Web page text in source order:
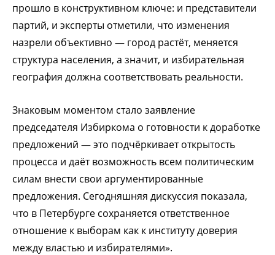
прошло в конструктивном ключе: и представители
партий, и эксперты отметили, что изменения
назрели объективно — город растёт, меняется
структура населения, а значит, и избирательная
география должна соответствовать реальности.
Знаковым моментом стало заявление
председателя Избиркома о готовности к доработке
предложений — это подчёркивает открытость
процесса и даёт возможность всем политическим
силам внести свои аргументированные
предложения. Сегодняшняя дискуссия показала,
что в Петербурге сохраняется ответственное
отношение к выборам как к институту доверия
между властью и избирателями».